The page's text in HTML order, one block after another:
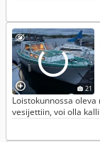
21
Loistokunnossa oleva
vesijettiin, voi olla